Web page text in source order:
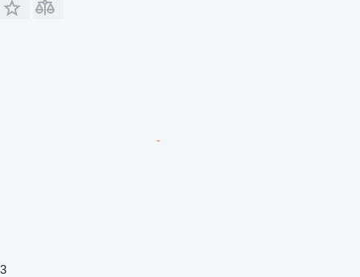
3